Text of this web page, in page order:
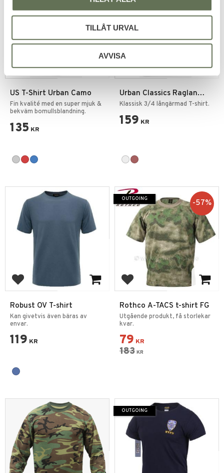
TILLÅT URVAL
AVVISA
US T-Shirt Urban Camo
Fin kvalité med en super mjuk &
bekväm bomullsblandning.
135 KR
Urban Classics Raglan
Tröja 3/4
Klassisk 3/4 långärmad T-shirt.
159 KR
Add to favorites
Robust OV T-shirt
Kan givetvis även bäras av
envar.
119 KR
Add to favorites
Rothco A-TACS t-shirt FG
Utgående produkt, få storlekar
kvar.
79 KR
183 KR
57%
OUTGOING
OUTGOING